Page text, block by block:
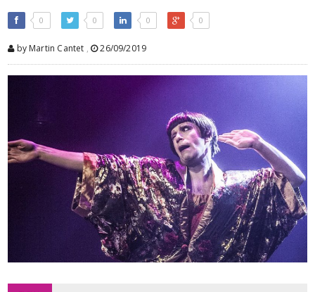
0 0 0 0
by Martin Cantet , 26/09/2019